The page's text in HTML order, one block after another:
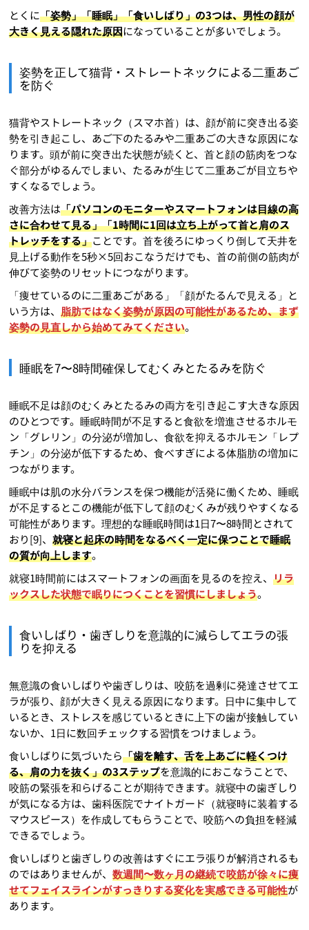
とくに「姿勢」「睡眠」「食いしばり」の3つは、男性の顔が
大きく見える隠れた原因になっていることが多いでしょう。
姿勢を正して猫背・ストレートネックによる二重あご
を防ぐ
猫背やストレートネック（スマホ首）は、顔が前に突き出る姿
勢を引き起こし、あご下のたるみや二重あごの大きな原因にな
ります。頭が前に突き出た状態が続くと、首と顔の筋肉をつな
ぐ部分がゆるんでしまい、たるみが生じて二重あごが目立ちや
すくなるでしょう。
改善方法は「パソコンのモニターやスマートフォンは目線の高
さに合わせて見る」「1時間に1回は立ち上がって首と肩のス
トレッチをする」ことです。首を後ろにゆっくり倒して天井を
見上げる動作を5秒×5回おこなうだけでも、首の前側の筋肉が
伸びて姿勢のリセットにつながります。
「痩せているのに二重あごがある」「顔がたるんで見える」と
いう方は、脂肪ではなく姿勢が原因の可能性があるため、まず
姿勢の見直しから始めてみてください。
睡眠を7〜8時間確保してむくみとたるみを防ぐ
睡眠不足は顔のむくみとたるみの両方を引き起こす大きな原因
のひとつです。睡眠時間が不足すると食欲を増進させるホルモ
ン「グレリン」の分泌が増加し、食欲を抑えるホルモン「レプ
チン」の分泌が低下するため、食べすぎによる体脂肪の増加に
つながります。
睡眠中は肌の水分バランスを保つ機能が活発に働くため、睡眠
が不足するとこの機能が低下して顔のむくみが残りやすくなる
可能性があります。理想的な睡眠時間は1日7〜8時間とされて
おり[9]、就寝と起床の時間をなるべく一定に保つことで睡眠
の質が向上します。
就寝1時間前にはスマートフォンの画面を見るのを控え、リラ
ックスした状態で眠りにつくことを習慣にしましょう。
食いしばり・歯ぎしりを意識的に減らしてエラの張
りを抑える
無意識の食いしばりや歯ぎしりは、咬筋を過剰に発達させてエ
ラが張り、顔が大きく見える原因になります。日中に集中して
いるとき、ストレスを感じているときに上下の歯が接触してい
ないか、1日に数回チェックする習慣をつけましょう。
食いしばりに気づいたら「歯を離す、舌を上あごに軽くつけ
る、肩の力を抜く」の3ステップを意識的におこなうことで、
咬筋の緊張を和らげることが期待できます。就寝中の歯ぎしり
が気になる方は、歯科医院でナイトガード（就寝時に装着する
マウスピース）を作成してもらうことで、咬筋への負担を軽減
できるでしょう。
食いしばりと歯ぎしりの改善はすぐにエラ張りが解消されるも
のではありませんが、数週間〜数ヶ月の継続で咬筋が徐々に痩
せてフェイスラインがすっきりする変化を実感できる可能性が
あります。